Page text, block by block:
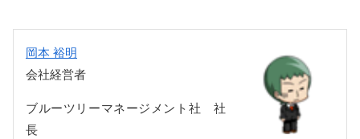
岡本 裕明
会社経営者
ブルーツリーマネージメント社 社
長